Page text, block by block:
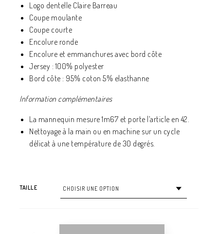
Logo dentelle Claire Barreau
Coupe moulante
Coupe courte
Encolure ronde
Encolure et emmanchures avec bord côte
Jersey : 100% polyester
Bord côte : 95% coton 5% elasthanne
Information complémentaires
La mannequin mesure 1m67 et porte l’article en 42.
Nettoyage à la main ou en machine sur un cycle
délicat à une température de 30 degrés.
TAILLE